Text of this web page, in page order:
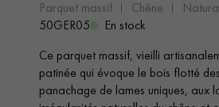
PARQUET LAMES
LARGES XXL
parquet massif chêne
50GER05
En stock
Ce parquet massif, vieilli
patinée qui évoque le bois flotté
panachage de lames uniques, aux